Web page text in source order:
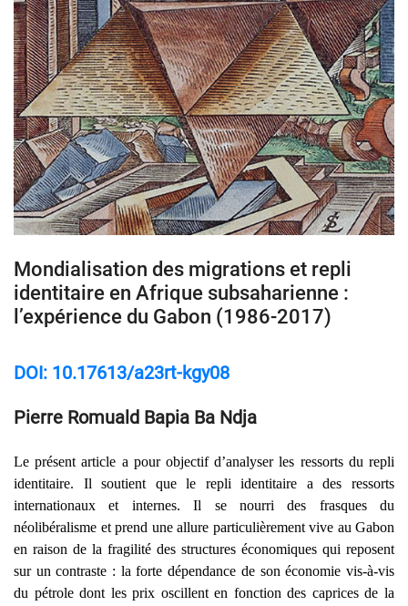
Mondialisation des migrations et repli
identitaire en Afrique subsaharienne :
l’expérience du Gabon (1986-2017)
DOI: 10.17613/a23rt-kgy08
Pierre Romuald Bapia Ba Ndja
Le présent article a pour objectif d’analyser les ressorts du repli
identitaire. Il soutient que le repli identitaire a des ressorts
internationaux et internes. Il se nourri des frasques du
néolibéralisme et prend une allure particulièrement vive au Gabon
en raison de la fragilité des structures économiques qui reposent
sur un contraste : la forte dépendance de son économie vis-à-vis
du pétrole dont les prix oscillent en fonction des caprices de la